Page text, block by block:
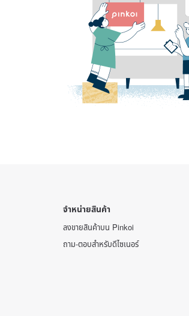
จำหน่ายสินค้า
ลงขายสินค้าบน Pinkoi
ถาม-ตอบสำหรับดีไซเนอร์